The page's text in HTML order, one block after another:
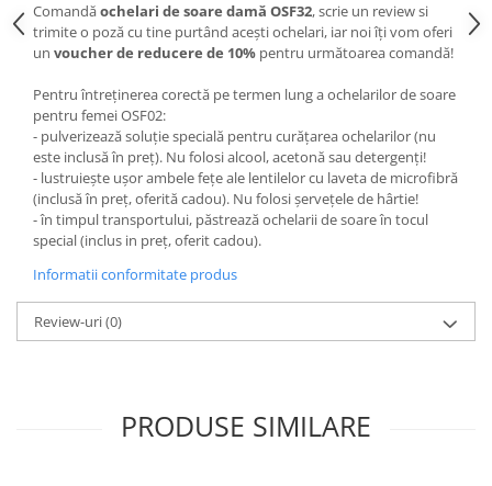
Comandăochelari de soare damă OSF32, scrie un review si
trimite o poză cu tine purtând acești ochelari, iar noi îți vom oferi
un voucher de reducere de 10% pentru următoarea comandă!
Pentru întreținerea corectă pe termen lung a ochelarilor de soare
pentru femei OSF02:
- pulverizează soluție specială pentru curățarea ochelarilor (nu
este inclusă în preț). Nu folosi alcool, acetonă sau detergenți!
- lustruiește ușor ambele fețe ale lentilelor cu laveta de microfibră
(inclusă în preț, oferită cadou). Nu folosi șervețele de hârtie!
- în timpul transportului, păstrează ochelarii de soare în tocul
special (inclus in preț, oferit cadou).
Informatii conformitate produs
Review-uri(0)
PRODUSE SIMILARE